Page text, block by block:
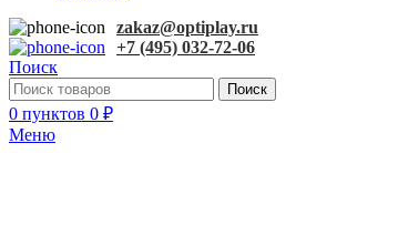
zakaz@optiplay.ru
+7 (495) 032-72-06
Поиск
Поиск
0 пунктов 0 ₽
Меню